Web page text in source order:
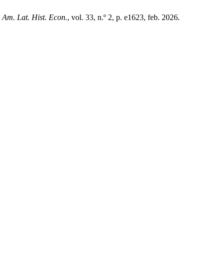
Am. Lat. Hist. Econ., vol. 33, n.º 2, p. e1623, feb. 2026.